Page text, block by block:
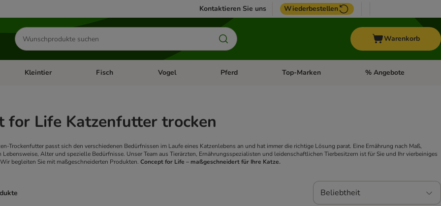
Kontaktieren Sie uns Wiederbestellen
Produkte
suchen
Warenkorb
& Zubehör
Kategorie-Menü öffnen: Hundefutter & Zubehör
Kleintier Kategorie-Menü öffnen: Kleintier
Fisch Kategorie-Menü öffnen: Fisch
Vogel Kategorie-Menü öffnen: Vogel
Pferd Kategorie-Menü öffnen: Pferd
Top-Marken Kategorie-Menü öffnen:
% Angebote
for Life Katzenfutter trocken
Trockenfutter passt sich den verschiedenen Bedürfnissen im Laufe eines Katzenlebens an und hat immer die richtige Lösung parat. Eine Ernährung nach Maß,
Lebensweise, Alter und spezielle Bedürfnisse. Unser Team aus Tierärzten, Ernährungsspezialisten und leidenschaftlichen Tierbesitzern ist für Sie und Ihr vierbeiniges
begleiten Sie mit maßgeschneiderten Produkten. Concept for Life – maßgeschneidert für Ihre Katze.
Beliebtheit